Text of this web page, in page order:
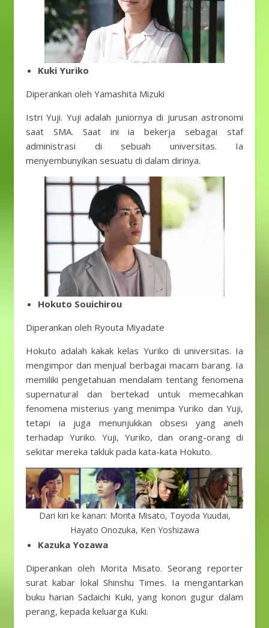
Kuki Yuriko
Diperankan oleh Yamashita Mizuki
Istri Yuji. Yuji adalah juniornya di jurusan astronomi
saat SMA. Saat ini ia bekerja sebagai staf
administrasi di sebuah universitas. Ia
menyembunyikan sesuatu di dalam dirinya.
Hokuto Souichirou
Diperankan oleh Ryouta Miyadate
Hokuto adalah kakak kelas Yuriko di universitas. Ia
mengimpor dan menjual berbagai macam barang. Ia
memiliki pengetahuan mendalam tentang fenomena
supernatural dan bertekad untuk memecahkan
fenomena misterius yang menimpa Yuriko dan Yuji,
tetapi ia juga menunjukkan obsesi yang aneh
terhadap Yuriko. Yuji, Yuriko, dan orang-orang di
sekitar mereka takluk pada kata-kata Hokuto.
Dari kiri ke kanan: Morita Misato, Toyoda Yuudai,
Hayato Onozuka, Ken Yoshizawa
Kazuka Yozawa
Diperankan oleh Morita Misato. Seorang reporter
surat kabar lokal Shinshu Times. Ia mengantarkan
buku harian Sadaichi Kuki, yang konon gugur dalam
perang, kepada keluarga Kuki.